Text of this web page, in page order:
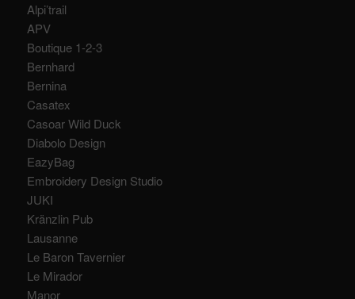
Alpi’trail
APV
Boutique 1-2-3
Bernhard
Bernina
Casatex
Casoar Wild Duck
Diabolo Design
EazyBag
Embroidery Design Studio
JUKI
Kränzlin Pub
Lausanne
Le Baron Tavernier
Le Mirador
Manor